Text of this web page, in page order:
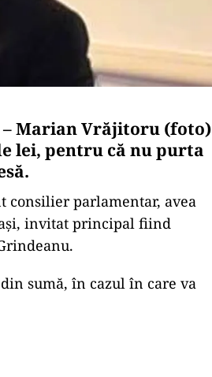
– Marian Vrăjitoru (foto)
lei, pentru că nu purta
consilier parlamentar, avea
invitat principal fiind
sumă, în cazul în care va